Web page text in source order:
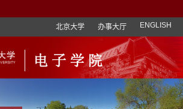
北京大学 办事大厅 ENGLISH